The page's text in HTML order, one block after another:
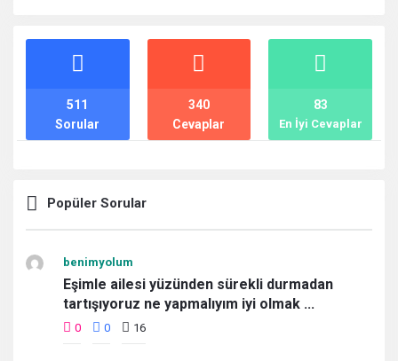
İstatistikler
Sorular
511
Cevaplar
340
En İyi Cevaplar
83
Popüler Sorular
benimyolum
Eşimle ailesi yüzünden sürekli durmadan
tartışıyoruz ne yapmalıyım iyi olmak ...
0 0 16